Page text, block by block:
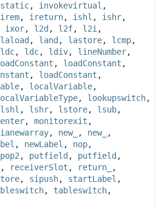
, invokevirtual ,
irem, ireturn, ishl , ishr,
ixor, l2d , l2f, l2i ,
laload , land , lastore, lcmp,
ldc, ldc, ldiv, lineNumber,
, loadConstant ,
, loadConstant ,
, localVariable,
, lookupswitch,
lshl , lshr, lstore, lsub,
, monitorexit ,
, new_ , new_
,
, newLabel , nop,
pop2 , putfield , putfield ,
, receiverSlot , return_
,
, sipush, startLabel ,
, tableswitch,